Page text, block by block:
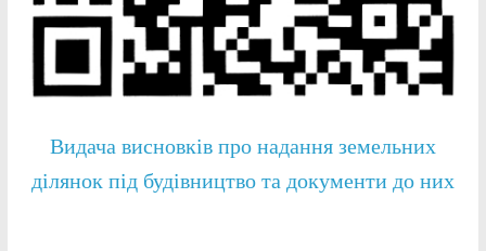
Видача висновків про надання земельних
ділянок під будівництво та документи до них